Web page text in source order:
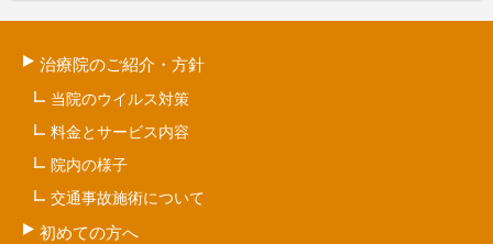
治療院のご紹介・方針
当院のウイルス対策
料金とサービス内容
院内の様子
交通事故施術について
初めての方へ